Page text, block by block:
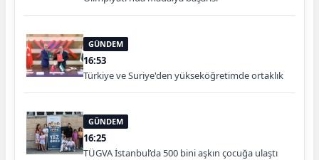
GÜNDEM
16:53
Türkiye ve Suriye'den yükseköğretimde ortaklık
GÜNDEM
16:25
TÜGVA İstanbul’da 500 bini aşkın çocuğa ulaştı